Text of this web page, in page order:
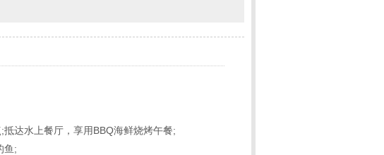
达水上餐厅，享用BBQ海鲜烧烤午餐;
鱼;